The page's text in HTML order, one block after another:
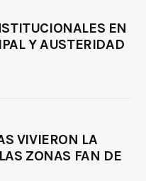
EN
Y AUSTERIDAD
VIVIERON LA
ZONAS FAN DE